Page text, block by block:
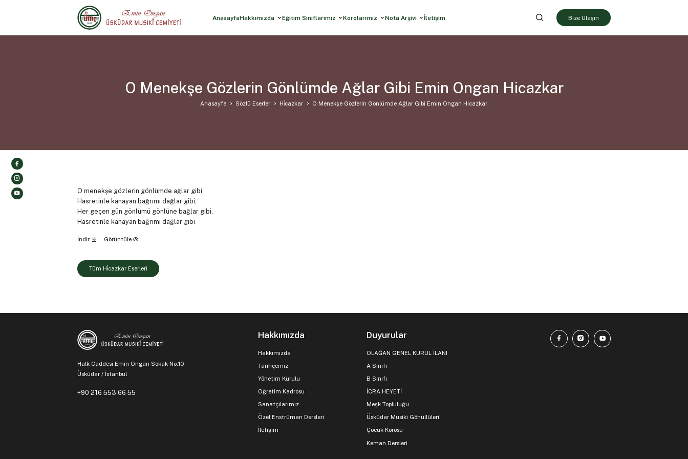
AnasayfaHakkımızda Eğitim Sınıflarımız Korolarımız Nota Arşivi İletişim Bize Ulaşın
O Menekşe Gözlerin Gönlümde Ağlar Gibi Emin Ongan Hicazkar
Anasayfa Sözlü Eserler Hi̇cazkar O Menekşe Gözlerin Gönlümde Ağlar Gibi Emin Ongan Hicazkar
O menekşe gözlerin gönlümde ağlar gibi,
Hasretinle kanayan bağrımı dağlar gibi,
Her geçen gün gönlümü gönlüne bağlar gibi,
Hasretinle kanayan bağrımı dağlar gibi
İndir Görüntüle
Tüm Hi̇cazkar Eserleri
Halk Caddesi Emin Ongan Sokak No:10
Üsküdar / İstanbul
+90 216 553 66 55
Hakkımızda
Hakkımızda
Tarihçemiz
Yönetim Kurulu
Öğretim Kadrosu
Sanatçılarımız
Özel Enstrüman Dersleri
İletişim
Duyurular
OLAĞAN GENEL KURUL İLANI
A Sınıfı
B Sınıfı
İCRA HEYETİ
Meşk Topluluğu
Üsküdar Musiki Gönüllüleri
Çocuk Korosu
Keman Dersleri